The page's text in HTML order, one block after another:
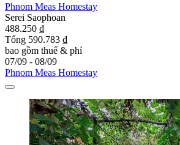
Phnom Meas Homestay
Serei Saophoan
488.250 ₫
Tổng 590.783 ₫
bao gồm thuế & phí
07/09 - 08/09
Phnom Meas Homestay